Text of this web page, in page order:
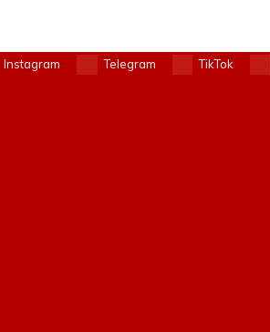
Instagram Telegram TikTok